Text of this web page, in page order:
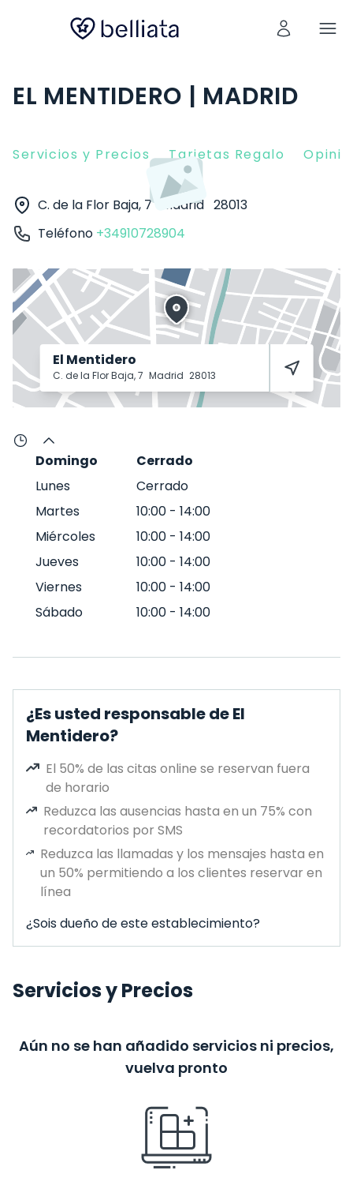
EL MENTIDERO | MADRID
Servicios y Precios Tarjetas Regalo
C. de la Flor Baja, 7 Madrid 28013
Teléfono +34910728904
El Mentidero
C. de la Flor Baja, 7 Madrid 28013
Domingo
Cerrado
Lunes
Cerrado
Martes
10:00 - 14:00
Miércoles
10:00 - 14:00
Jueves
10:00 - 14:00
Viernes
10:00 - 14:00
Sábado
10:00 - 14:00
¿Es usted responsable de El
Mentidero?
El 50% de las citas online se reservan fuera
de horario
Reduzca las ausencias hasta en un 75% con
recordatorios por SMS
Reduzca las llamadas y los mensajes hasta en
un 50% permitiendo a los clientes reservar en
línea
¿Sois dueño de este establecimiento?
Servicios y Precios
Aún no se han añadido servicios ni precios,
vuelva pronto